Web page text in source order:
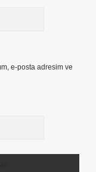
e-posta adresim ve